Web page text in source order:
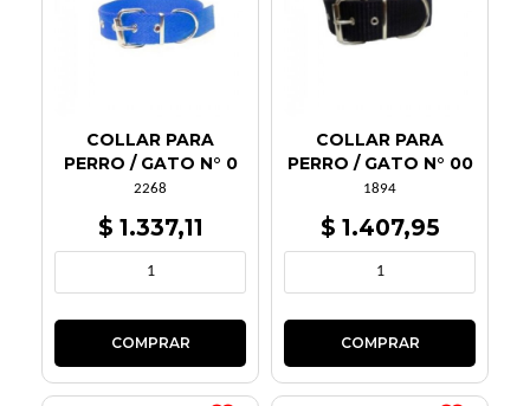
COLLAR PARA
PERRO / GATO N° 0
2268
$ 1.337,11
COLLAR PARA
PERRO / GATO N° 00
1894
$ 1.407,95